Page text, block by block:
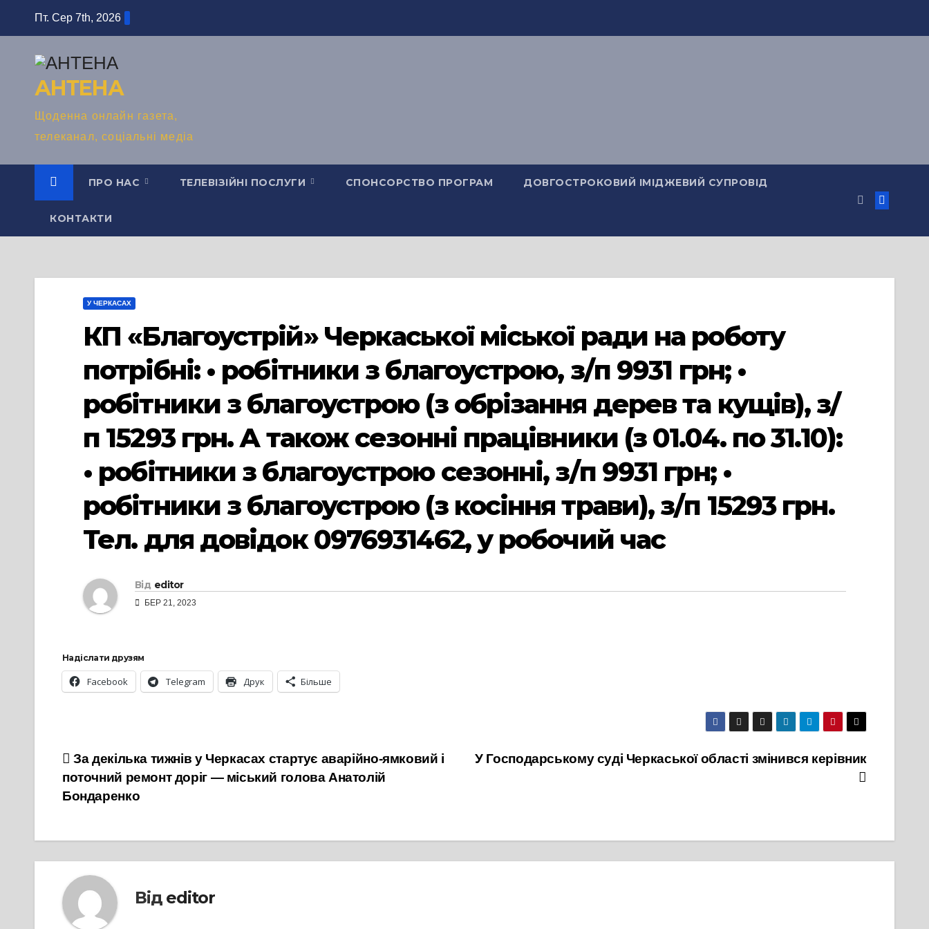
Пт. Сер 7th, 2026
АНТЕНА
Щоденна онлайн газета,
телеканал, соціальні медіа
ПРО НАС ТЕЛЕВІЗІЙНІ ПОСЛУГИ СПОНСОРСТВО ПРОГРАМ ДОВГОСТРОКОВИЙ ІМІДЖЕВИЙ СУПРОВІД
КОНТАКТИ
У ЧЕРКАСАХ
КП «Благоустрій» Черкаської міської ради на роботу
потрібні: • робітники з благоустрою, з/п 9931 грн; •
робітники з благоустрою (з обрізання дерев та кущів), з/
п 15293 грн. А також сезонні працівники (з 01.04. по 31.10):
• робітники з благоустрою сезонні, з/п 9931 грн; •
робітники з благоустрою (з косіння трави), з/п 15293 грн.
Тел. для довідок 0976931462, у робочий час
Від editor
БЕР 21, 2023
Надіслати друзям
Facebook Telegram Друк Більше
Навігація
записів
У Господарському суді Черкаської області змінився керівник
За декілька тижнів у Черкасах стартує аварійно-ямковий і
поточний ремонт доріг — міський голова Анатолій
Бондаренко
Від editor